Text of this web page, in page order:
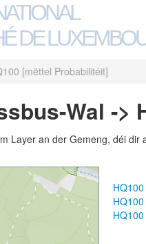
DE
[mëttel Probabilitéit]
Wal ->
Layer an der Gemeng, déi